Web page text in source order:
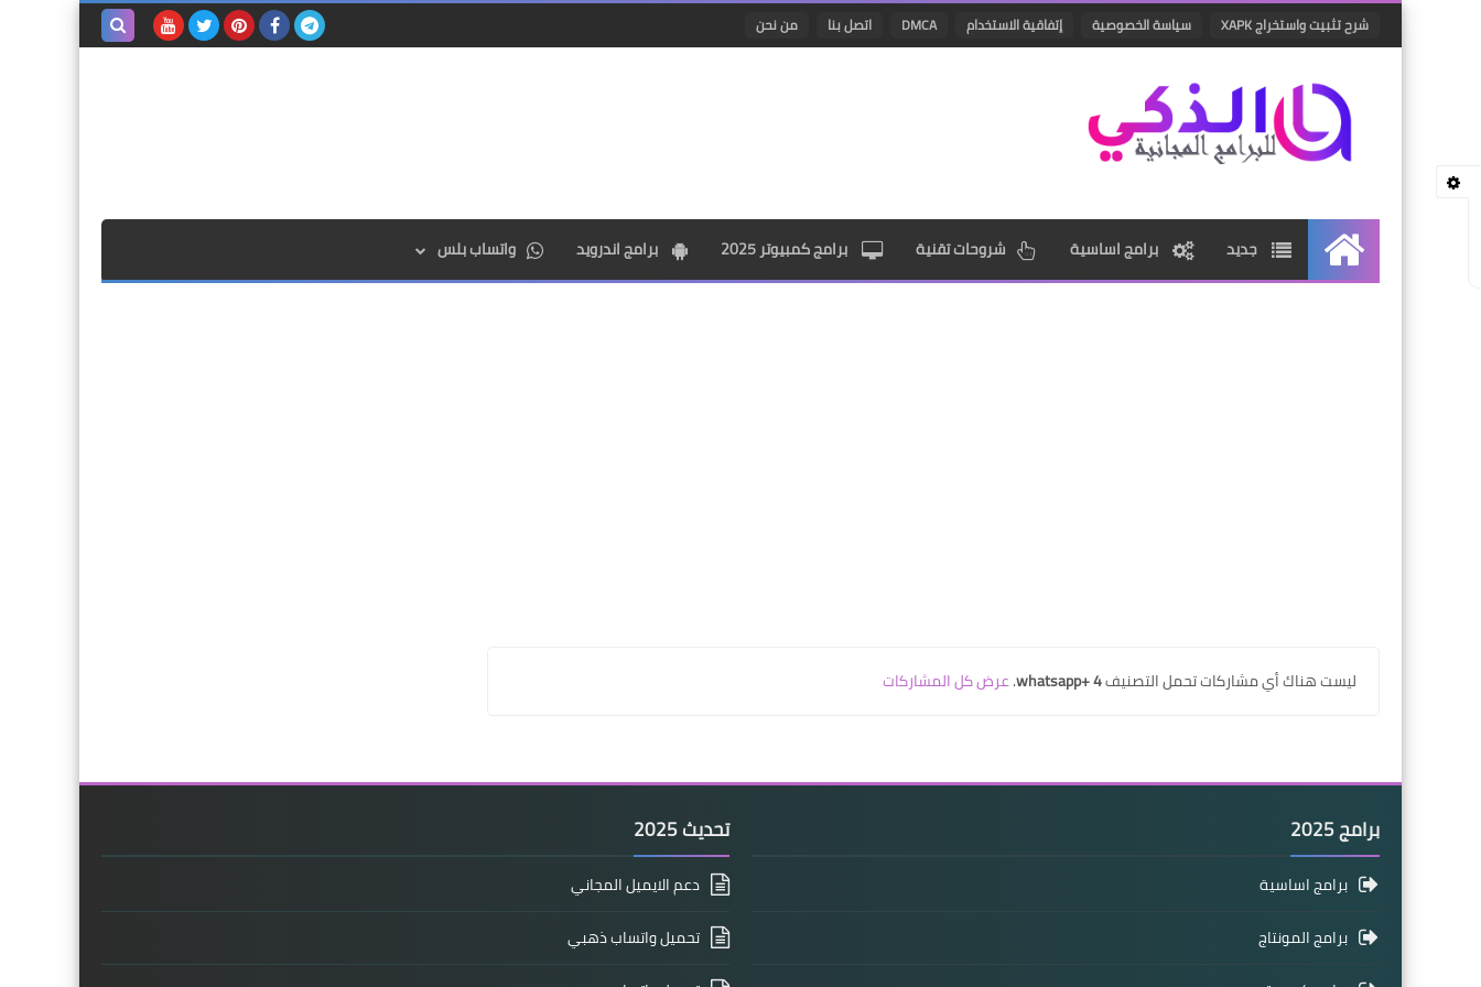
شرح تثبيت واستخراج XAPK سياسة الخصوصية إتفاقية الاستخدام DMCA اتصل بنا من نحن
الرئيسيةجديد برامج اساسية شروحات تقنية برامج كمبيوتر 2025 برامج اندرويد واتساب بلس
‏ليست هناك أي مشاركات تحمل التصنيفwhatsapp+ 4
.عرض كل المشاركات
برامج 2025
برامج اساسية
برامج المونتاج
تحديث 2025
دعم الايميل المجاني
تحميل واتساب ذهبي